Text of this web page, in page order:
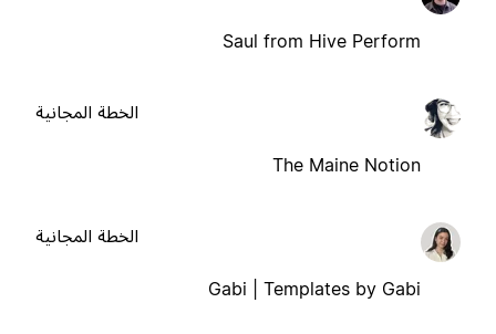
Saul from Hive Perform
The Maine Notion
الخطة المجانية
Gabi | Templates by Gabi
الخطة المجانية